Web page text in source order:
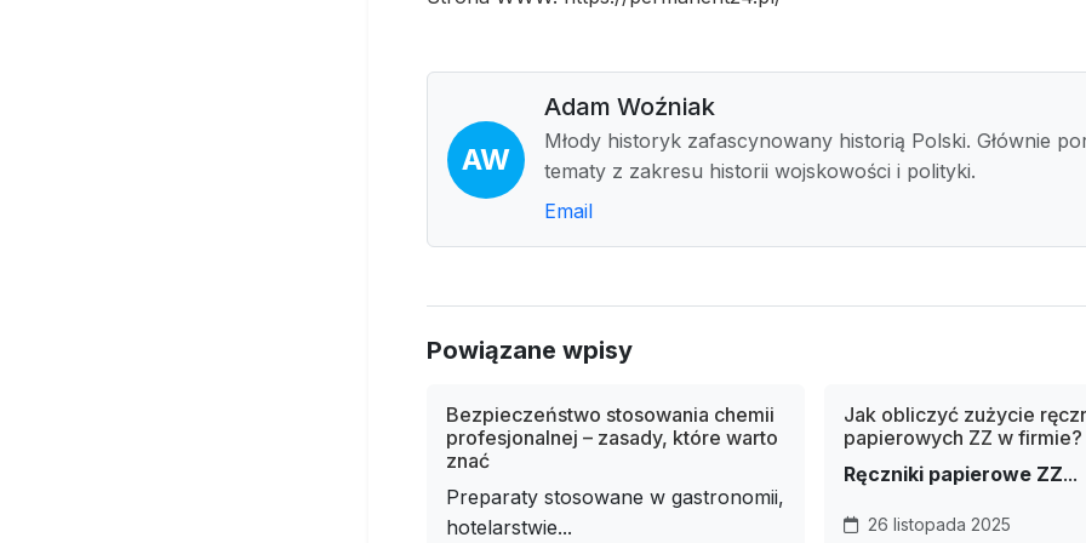
AW
Adam Woźniak
Młody historyk zafascynowany historią Polski. Głównie
tematy z zakresu historii wojskowości i polityki.
Email
Powiązane wpisy
Bezpieczeństwo stosowania chemii
profesjonalnej – zasady, które warto
znać
Preparaty stosowane w gastronomii,
hotelarstwie...
Jak obliczyć zużycie
papierowych ZZ w firmie?
Ręczniki papierowe ZZ...
26 listopada 2025